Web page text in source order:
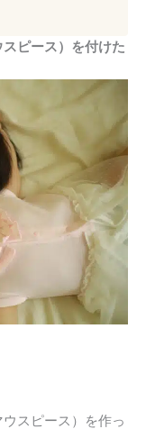
ピース）を付けた
スピース）を作っ